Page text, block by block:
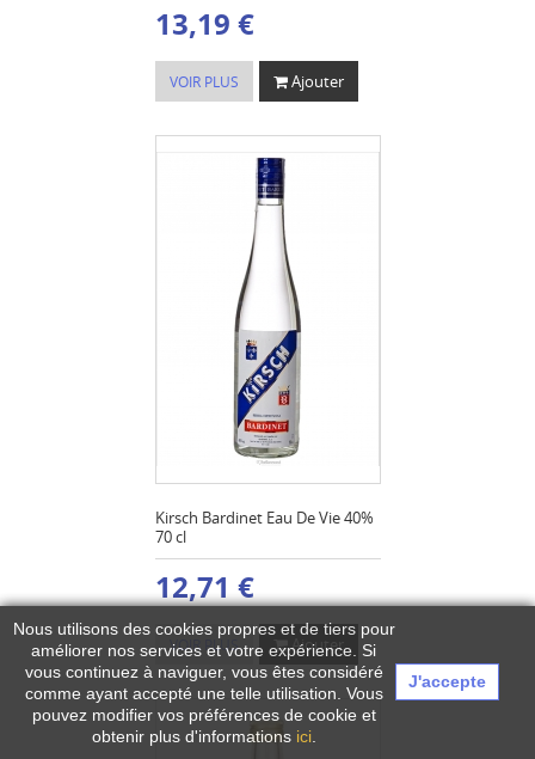
13,19 €
VOIR PLUS Ajouter
Kirsch Bardinet Eau De Vie 40%
70 cl
12,71 €
VOIR PLUS Ajouter
Nous utilisons des cookies propres et de tiers pour
améliorer nos services et votre expérience. Si
vous continuez à naviguer, vous êtes considéré
comme ayant accepté une telle utilisation. Vous
pouvez modifier vos préférences de cookie et
obtenir plus d'informations ici.
J'accepte